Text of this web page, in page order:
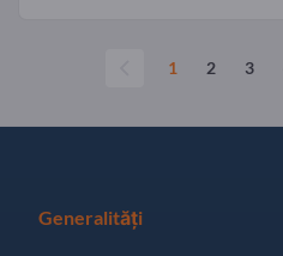
1 2 3
Generalități